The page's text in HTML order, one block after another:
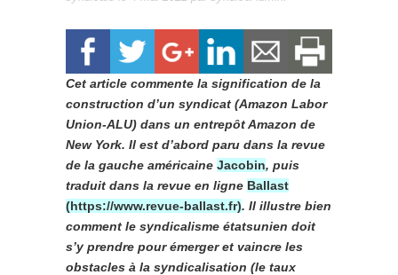
Cet article commente la signification de la
construction d’un syndicat (Amazon Labor
Union-ALU) dans un entrepôt Amazon de
New York. Il est d’abord paru dans la revue
de la gauche américaine Jacobin, puis
traduit dans la revue en ligne Ballast
(https://www.revue-ballast.fr). Il illustre bien
comment le syndicalisme étatsunien doit
s’y prendre pour émerger et vaincre les
obstacles à la syndicalisation (le taux